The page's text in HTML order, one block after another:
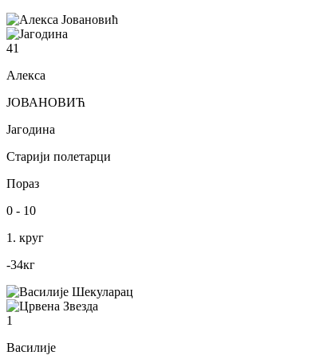
41
Алекса
ЈОВАНОВИЋ
Јагодина
Старији полетарци
Пораз
0 - 10
1. круг
-34кг
1
Василије